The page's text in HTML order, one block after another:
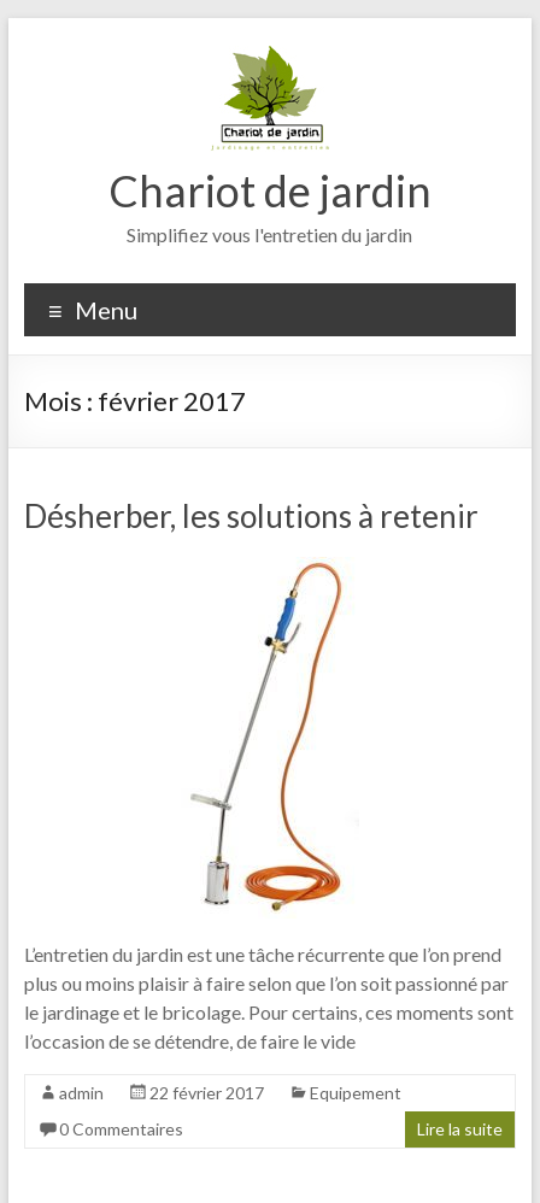
Chariot de jardin
Simplifiez vous l'entretien du jardin
Menu
Mois : février 2017
Désherber, les solutions à retenir
L’entretien du jardin est une tâche récurrente que l’on prend
plus ou moins plaisir à faire selon que l’on soit passionné par
le jardinage et le bricolage. Pour certains, ces moments sont
l’occasion de se détendre, de faire le vide
admin 22 février 2017
Equipement
0 Commentaires
Lire la suite